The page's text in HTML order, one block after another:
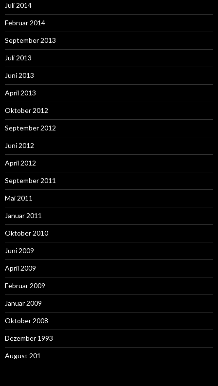
Juli 2014
Februar 2014
September 2013
Juli 2013
Juni 2013
April 2013
Oktober 2012
September 2012
Juni 2012
April 2012
September 2011
Mai 2011
Januar 2011
Oktober 2010
Juni 2009
April 2009
Februar 2009
Januar 2009
Oktober 2008
Dezember 1993
August 201